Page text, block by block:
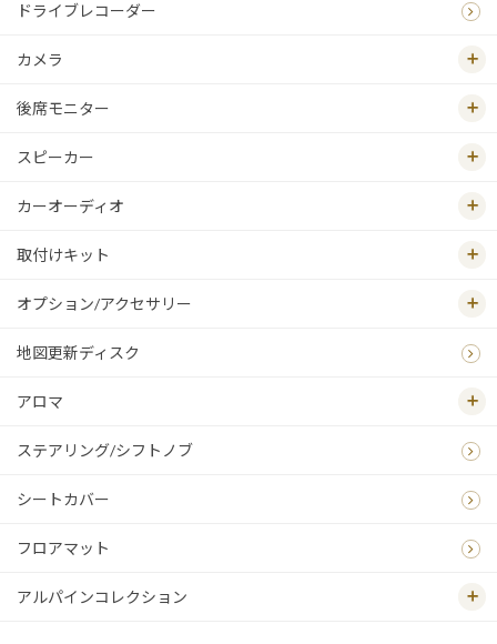
ドライブレコーダー
カメラ
後席モニター
スピーカー
カーオーディオ
取付けキット
オプション/アクセサリー
地図更新ディスク
アロマ
ステアリング/シフトノブ
シートカバー
フロアマット
アルパインコレクション